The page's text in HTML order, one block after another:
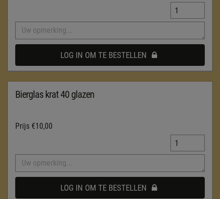
LOG IN OM TE BESTELLEN
Bierglas krat 40 glazen
Prijs €10,00
LOG IN OM TE BESTELLEN